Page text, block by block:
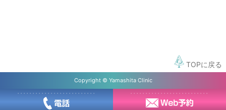
TOPに戻る
Copyright © Yamashita Clinic